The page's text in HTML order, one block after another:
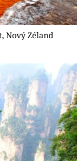
Nový Zéland